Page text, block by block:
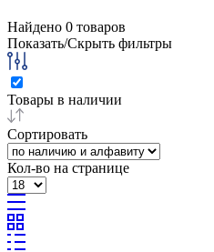
Найдено 0 товаров
Показать/Скрыть фильтры
Товары в наличии
Сортировать
Кол-во на странице